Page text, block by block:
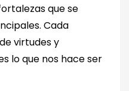
que se
Cada
virtudes y
lo que nos hace ser